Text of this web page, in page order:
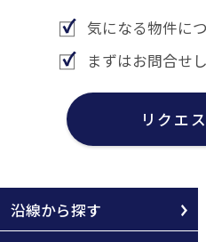
気になる物件に
まずはお問合せ
リクエ
沿線から探す